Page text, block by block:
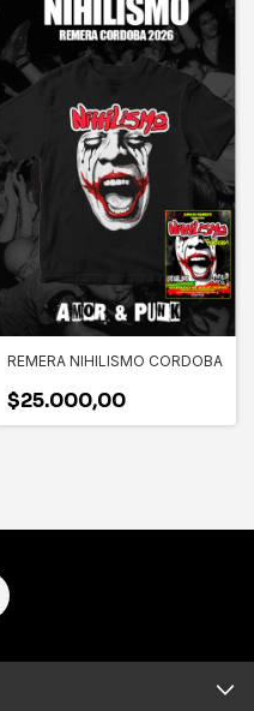
REMERA NIHILISMO CORDOBA
$25.000,00